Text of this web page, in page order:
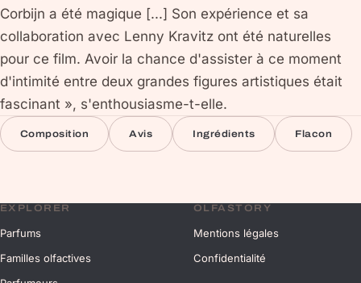
Corbijn a été magique [...] Son expérience et sa
collaboration avec Lenny Kravitz ont été naturelles
pour ce film. Avoir la chance d'assister à ce moment
d'intimité entre deux grandes figures artistiques était
fascinant », s'enthousiasme-t-elle.
Composition Avis Ingrédients Flacon
EXPLORER
Parfums
Familles olfactives
OLFASTORY
Mentions légales
Confidentialité